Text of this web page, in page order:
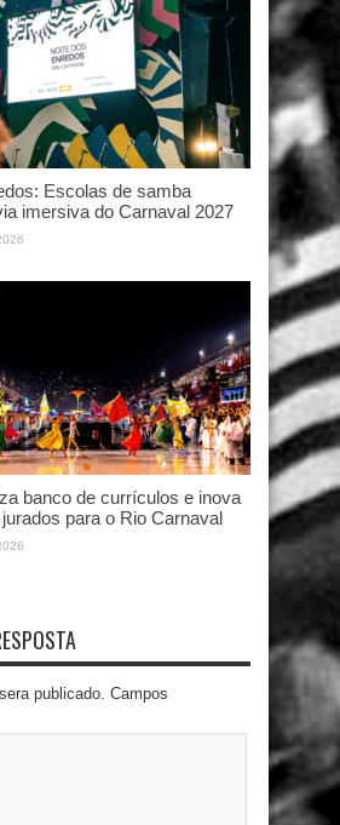
Escolas de samba
imersiva do Carnaval 2027
banco de currículos e inova
para o Rio Carnaval
publicado. Campos